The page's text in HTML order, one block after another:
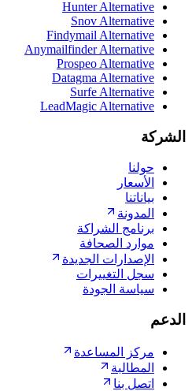
Hunter Alternative
Snov Alternative
Findymail Alternative
Anymailfinder Alternative
Prospeo Alternative
Datagma Alternative
Surfe Alternative
LeadMagic Alternative
الشركة
حولنا
الأسعار
بياناتنا
المدونة
برنامج الشراكة
موارد الصحافة
الإصدارات الجديدة
سجل التغييرات
سياسة الجودة
الدعم
مركز المساعدة
المطالبة
اتصل بنا